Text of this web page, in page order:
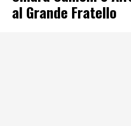
al Grande Fratello